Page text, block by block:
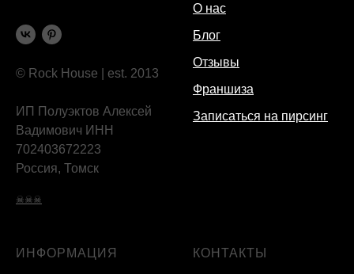
© Rock House | est. 2013
ИП Полуэктов Алексей
Вадимович ИНН
702403672223
Россия, Томск
☠☠☠
О нас
Блог
Отзывы
Франшиза
Записаться на пирсинг
ИНФОРМАЦИЯ КОНТАКТЫ